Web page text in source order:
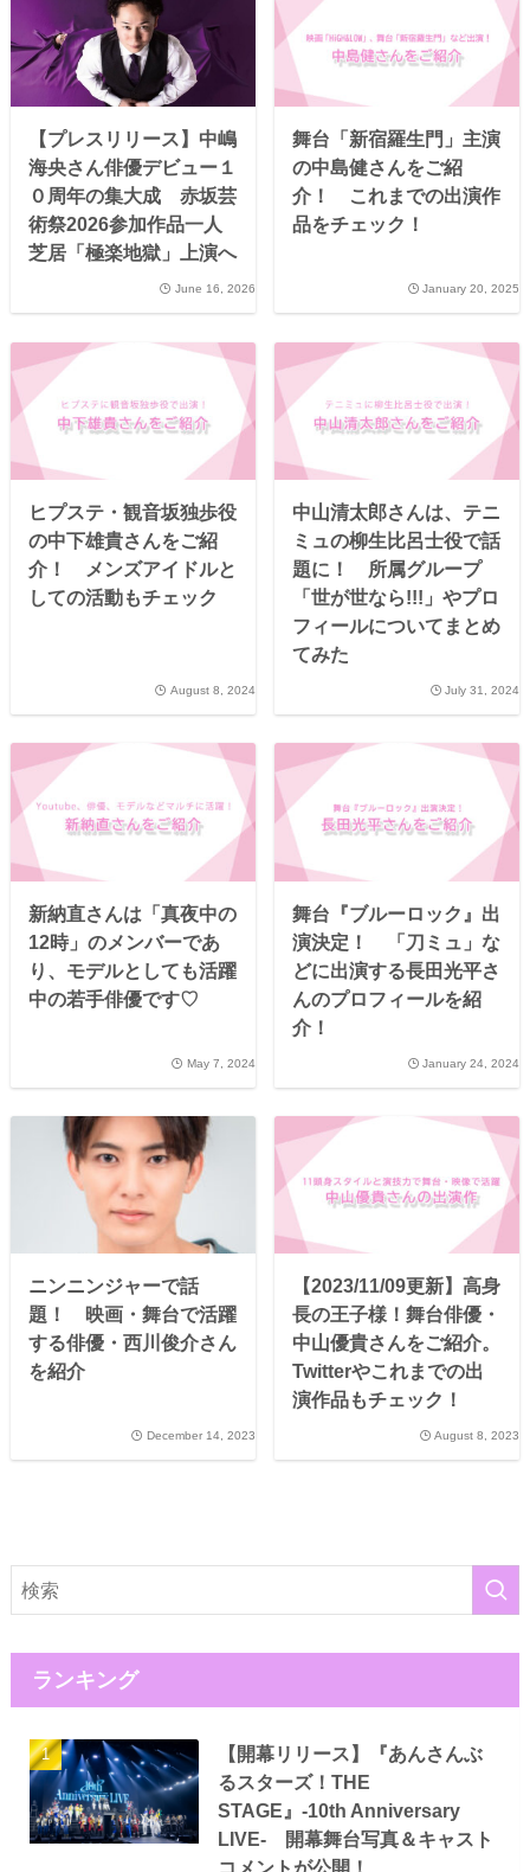
【プレスリリース】中嶋
海央さん俳優デビュー１
０周年の集大成 赤坂芸
術祭2026参加作品一人
芝居「極楽地獄」上演へ
June 16, 2026
舞台「新宿羅生門」主演
の中島健さんをご紹
介！ これまでの出演作
品をチェック！
January 20, 2025
ヒプステ・観音坂独歩役
の中下雄貴さんをご紹
介！ メンズアイドルと
しての活動もチェック
August 8, 2024
中山清太郎さんは、テニ
ミュの柳生比呂士役で話
題に！ 所属グループ
「世が世なら!!!」やプロ
フィールについてまとめ
てみた
July 31, 2024
新納直さんは「真夜中の
12時」のメンバーであ
り、モデルとしても活躍
中の若手俳優です♡
May 7, 2024
舞台『ブルーロック』出
演決定！ 「刀ミュ」な
どに出演する長田光平さ
んのプロフィールを紹
介！
January 24, 2024
ニンニンジャーで話
題！ 映画・舞台で活躍
する俳優・西川俊介さん
を紹介
December 14, 2023
【2023/11/09更新】高身
長の王子様！舞台俳優・
中山優貴さんをご紹介。
Twitterやこれまでの出
演作品もチェック！
August 8, 2023
ランキング
【開幕リリース】『あんさんぶ
るスターズ！THE
STAGE』-10th Anniversary
LIVE- 開幕舞台写真＆キャスト
コメントが公開！